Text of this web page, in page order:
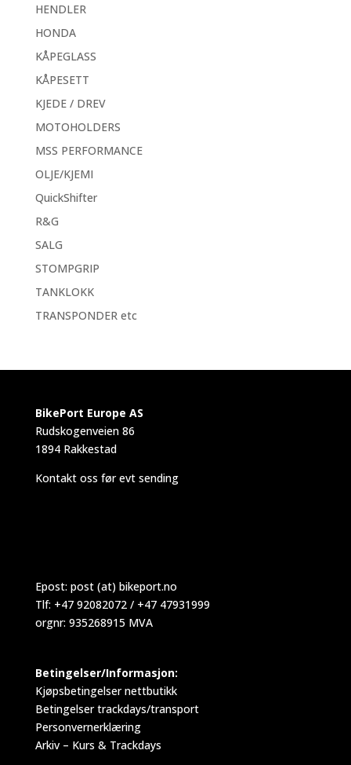
HENDLER
HONDA
KÅPEGLASS
KÅPESETT
KJEDE / DREV
MOTOHOLDERS
MSS PERFORMANCE
OLJE/KJEMI
QuickShifter
R&G
SALG
STOMPGRIP
TANKLOKK
TRANSPONDER etc
BikePort Europe AS
Rudskogenveien 86
1894 Rakkestad
Kontakt oss før evt sending
Epost: post (at) bikeport.no
Tlf: +47 92082072 / +47 47931999
orgnr: 935268915 MVA
Betingelser/Informasjon:
Kjøpsbetingelser nettbutikk
Betingelser trackdays/transport
Personvernerklæring
Arkiv – Kurs & Trackdays